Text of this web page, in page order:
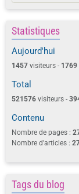
Statistiques
Aujourd'hui
1457 visiteurs - 1769
Total
521576 visiteurs -
Contenu
Nombre de pages :
Nombre d'articles :
Tags du blog